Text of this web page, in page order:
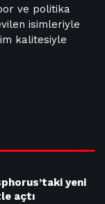
ve politika
isimleriyle
kalitesiyle
yeni
açtı